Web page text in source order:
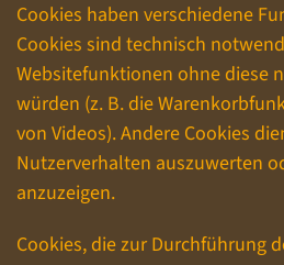
Cookies haben verschiedene
Cookies sind technisch
Websitefunktionen ohne diese
würden (z. B. die
von Videos). Andere Cookies
Nutzerverhalten auszuwerten
anzuzeigen.
Cookies, die zur Durchführung